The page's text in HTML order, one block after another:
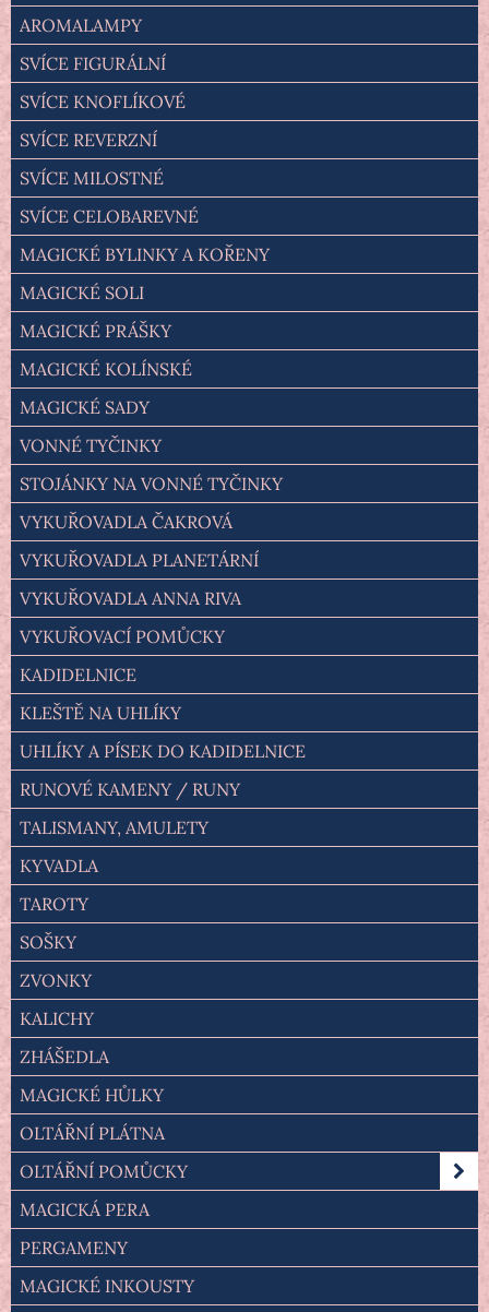
AROMALAMPY
SVÍCE FIGURÁLNÍ
SVÍCE KNOFLÍKOVÉ
SVÍCE REVERZNÍ
SVÍCE MILOSTNÉ
SVÍCE CELOBAREVNÉ
MAGICKÉ BYLINKY A KOŘENY
MAGICKÉ SOLI
MAGICKÉ PRÁŠKY
MAGICKÉ KOLÍNSKÉ
MAGICKÉ SADY
VONNÉ TYČINKY
STOJÁNKY NA VONNÉ TYČINKY
VYKUŘOVADLA ČAKROVÁ
VYKUŘOVADLA PLANETÁRNÍ
VYKUŘOVADLA ANNA RIVA
VYKUŘOVACÍ POMŮCKY
KADIDELNICE
KLEŠTĚ NA UHLÍKY
UHLÍKY A PÍSEK DO KADIDELNICE
RUNOVÉ KAMENY / RUNY
TALISMANY, AMULETY
KYVADLA
TAROTY
SOŠKY
ZVONKY
KALICHY
ZHÁŠEDLA
MAGICKÉ HŮLKY
OLTÁŘNÍ PLÁTNA
OLTÁŘNÍ POMŮCKY
MAGICKÁ PERA
PERGAMENY
MAGICKÉ INKOUSTY